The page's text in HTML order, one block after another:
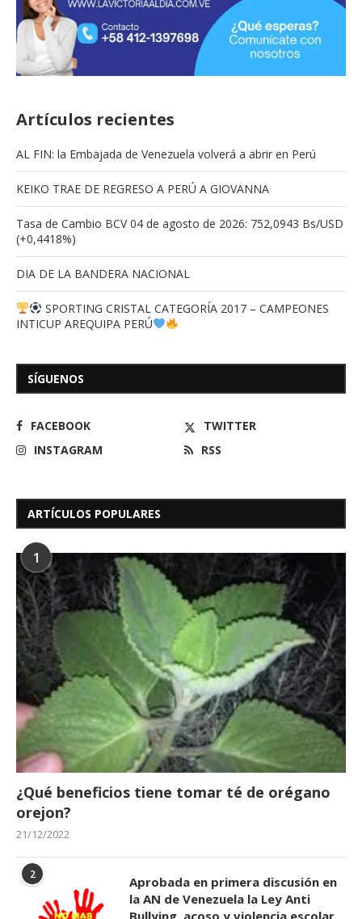
Artículos recientes
AL FIN: la Embajada de Venezuela volverá a abrir en Perú
KEIKO TRAE DE REGRESO A PERÚ A GIOVANNA
Tasa de Cambio BCV 04 de agosto de 2026: 752,0943 Bs/USD
(+0,4418%)
DIA DE LA BANDERA NACIONAL
SPORTING CRISTAL CATEGORÍA 2017 – CAMPEONES
INTICUP AREQUIPA PERÚ
SÍGUENOS
FACEBOOK
TWITTER
INSTAGRAM
RSS
ARTÍCULOS POPULARES
1
¿Qué beneficios tiene tomar té de orégano
orejon?
21/12/2022
2
Aprobada en primera discusión en
la AN de Venezuela la Ley Anti
Bullying, acoso y violencia escolar